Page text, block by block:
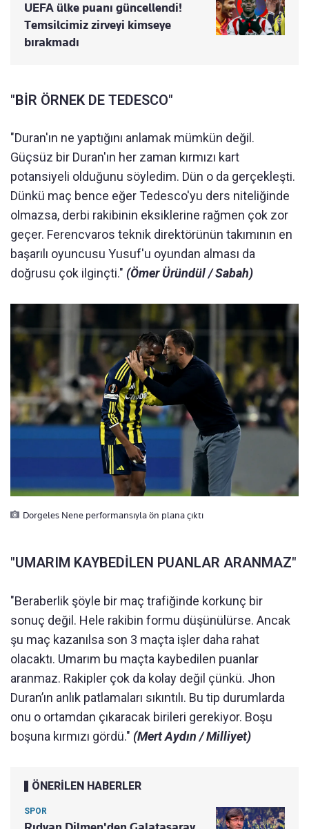
UEFA ülke puanı güncellendi!
Temsilcimiz zirveyi kimseye
bırakmadı
"BİR ÖRNEK DE TEDESCO"
"Duran'ın ne yaptığını anlamak mümkün değil.
Güçsüz bir Duran'ın her zaman kırmızı kart
potansiyeli olduğunu söyledim. Dün o da gerçekleşti.
Dünkü maç bence eğer Tedesco'yu ders niteliğinde
olmazsa, derbi rakibinin eksiklerine rağmen çok zor
geçer. Ferencvaros teknik direktörünün takımının en
başarılı oyuncusu Yusuf'u oyundan alması da
doğrusu çok ilginçti." (Ömer Üründül / Sabah)
Dorgeles Nene performansıyla ön plana çıktı
"UMARIM KAYBEDİLEN PUANLAR ARANMAZ"
"Beraberlik şöyle bir maç trafiğinde korkunç bir
sonuç değil. Hele rakibin formu düşünülürse. Ancak
şu maç kazanılsa son 3 maçta işler daha rahat
olacaktı. Umarım bu maçta kaybedilen puanlar
aranmaz. Rakipler çok da kolay değil çünkü. Jhon
Duran’ın anlık patlamaları sıkıntılı. Bu tip durumlarda
onu o ortamdan çıkaracak birileri gerekiyor. Boşu
boşuna kırmızı gördü." (Mert Aydın / Milliyet)
ÖNERİLEN HABERLER
SPOR